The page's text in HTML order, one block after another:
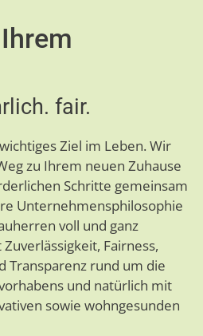
fair.
Ziel im Leben. Wir
zu Ihrem neuen Zuhause
Schritte gemeinsam
Unternehmensphilosophie
voll und ganz
Fairness,
Transparenz rund um die
und natürlich mit
sowie wohngesunden